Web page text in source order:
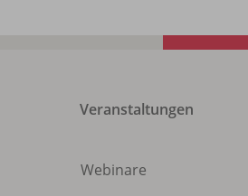
Veranstaltungen
Webinare